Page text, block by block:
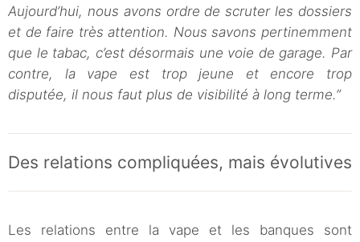
Aujourd’hui, nous avons ordre de scruter les dossiers
et de faire très attention. Nous savons pertinemment
que le tabac, c’est désormais une voie de garage. Par
contre, la vape est trop jeune et encore trop
disputée, il nous faut plus de visibilité à long terme.”
Des relations compliquées, mais évolutives
Les relations entre la vape et les banques sont